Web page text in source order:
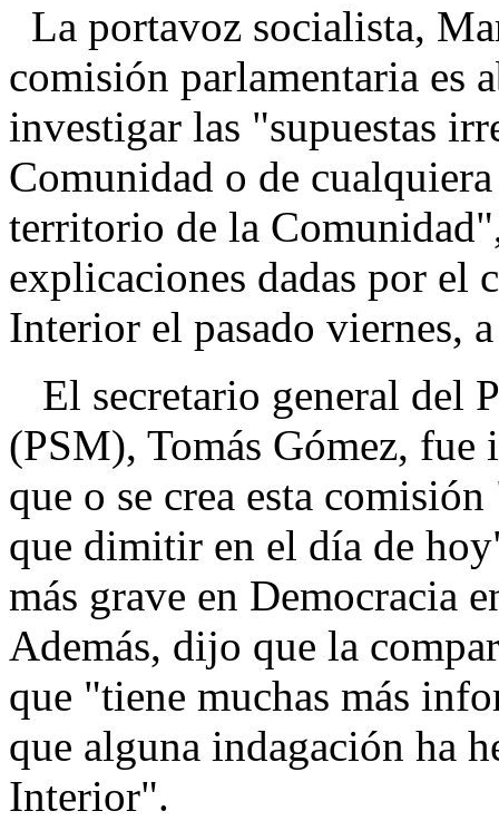
La portavoz socialista,
comisión parlamentaria es
investigar las "supuestas
Comunidad o de
territorio de la
explicaciones dadas por el
Interior el pasado viernes,
El secretario general del
(PSM), Tomás Gómez,
que o se crea esta
que dimitir en el día de
más grave en Democracia
Además, dijo que la
que "tiene muchas más
que alguna indagación ha
Interior".